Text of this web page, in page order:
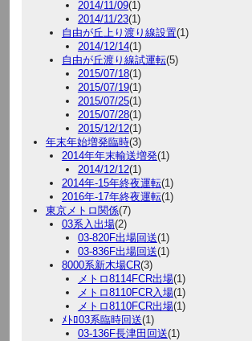
2014/11/09(1)
2014/11/23(1)
自由が丘上り渡り線設置(1)
2014/12/14(1)
自由が丘渡り線試運転(5)
2015/07/18(1)
2015/07/19(1)
2015/07/25(1)
2015/07/28(1)
2015/12/12(1)
年末年始増発臨時(3)
2014年年末輸送増発(1)
2014/12/12(1)
2014年-15年終夜運転(1)
2016年-17年終夜運転(1)
東京メトロ関係(7)
03系入出場(2)
03-820F出場回送(1)
03-836F出場回送(1)
8000系新木場CR(3)
メトロ8114FCR出場(1)
メトロ8110FCR入場(1)
メトロ8110FCR出場(1)
ﾒﾄﾛ03系臨時回送(1)
03-136F長津田回送(1)